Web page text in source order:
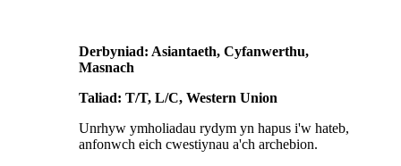
Derbyniad: Asiantaeth, Cyfanwerthu,
Masnach
Taliad: T/T, L/C, Western Union
Unrhyw ymholiadau rydym yn hapus i'w hateb,
anfonwch eich cwestiynau a'ch archebion.